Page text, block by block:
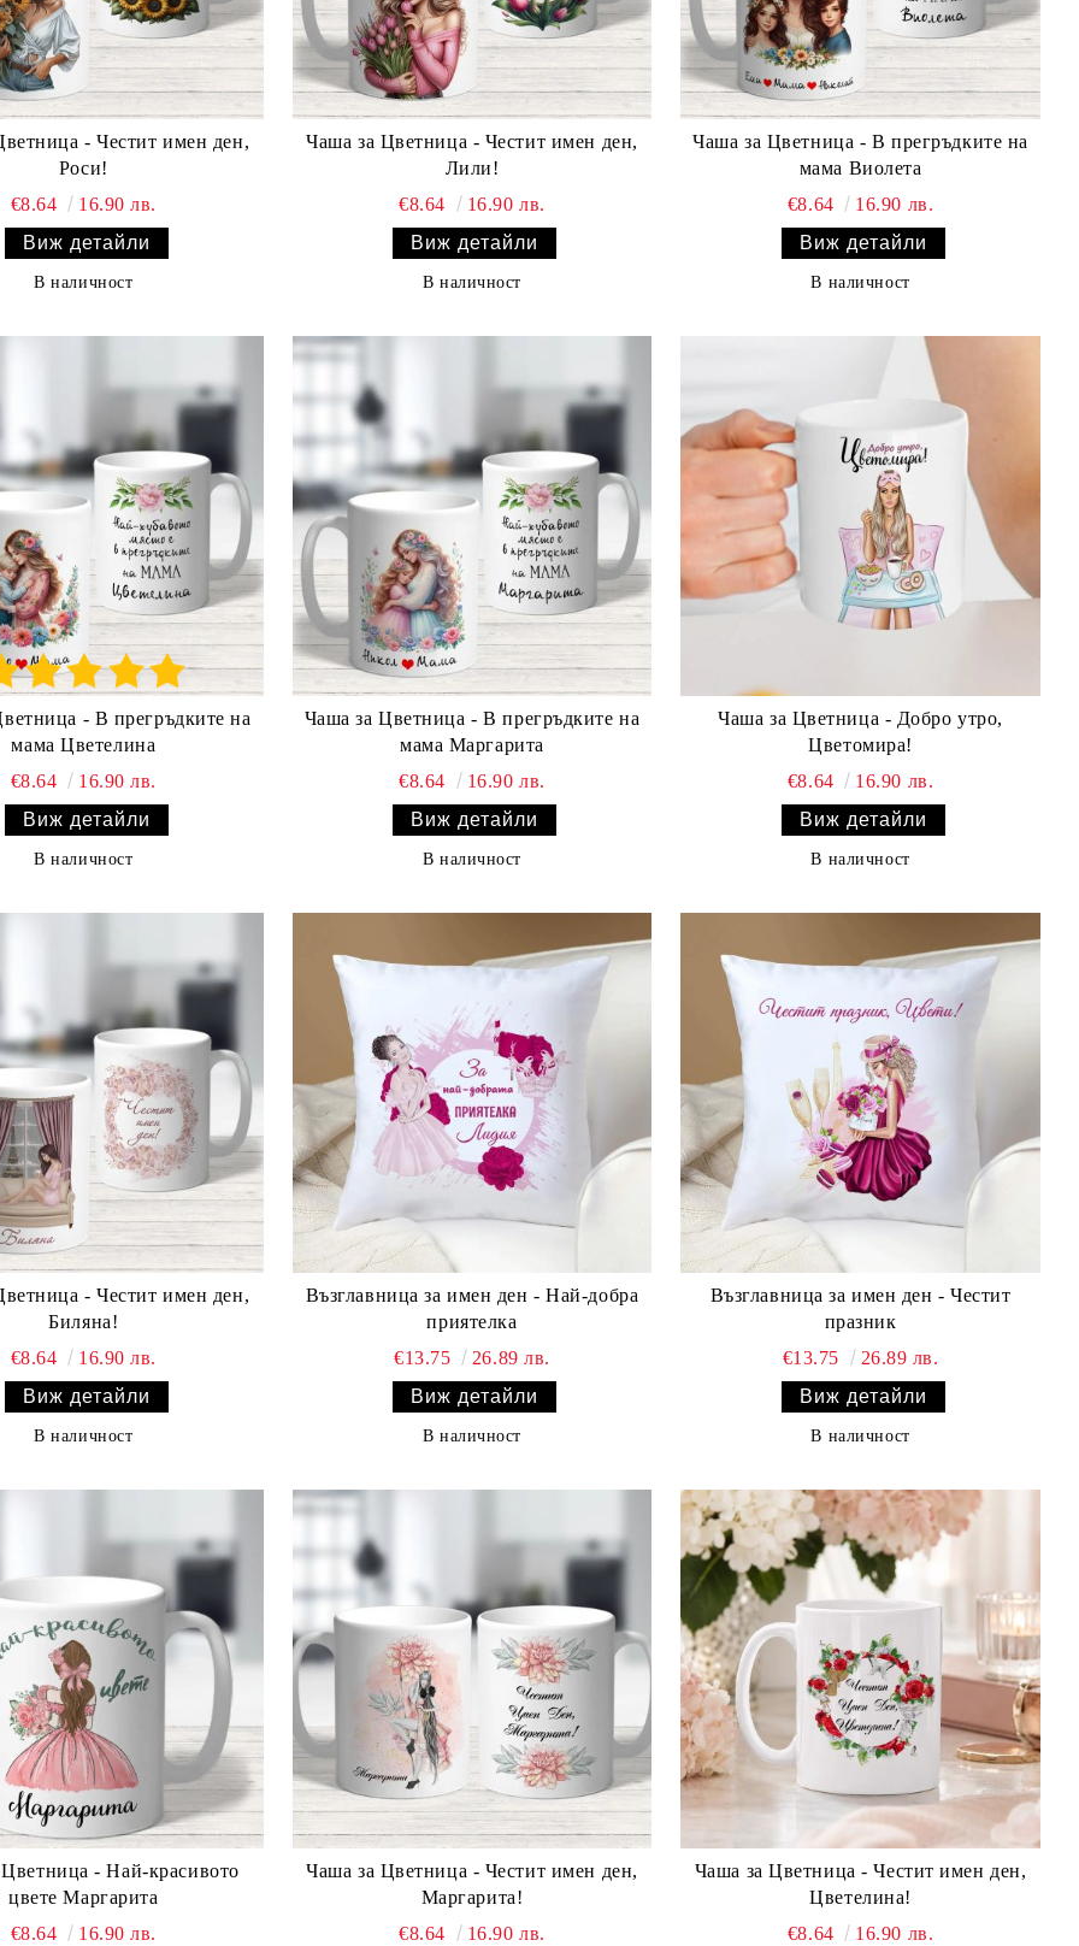
- Честит имен ден,
Роси!
€8.64
16.90 лв.
Виж детайли
В наличност
Чаша за Цветница - Честит имен ден,
Лили!
€8.64
16.90 лв.
Виж детайли
В наличност
Чаша за Цветница - В прегръдките на
мама Виолета
€8.64
16.90 лв.
Виж детайли
В наличност
- В прегръдките на
мама Цветелина
€8.64
16.90 лв.
Виж детайли
В наличност
Чаша за Цветница - В прегръдките на
мама Маргарита
€8.64
16.90 лв.
Виж детайли
В наличност
Чаша за Цветница - Добро утро,
Цветомира!
€8.64
16.90 лв.
Виж детайли
В наличност
- Честит имен ден,
Биляна!
€8.64
16.90 лв.
Виж детайли
В наличност
Възглавница за имен ден - Най-добра
приятелка
€13.75
26.89 лв.
Виж детайли
В наличност
Възглавница за имен ден - Честит
празник
€13.75
26.89 лв.
Виж детайли
В наличност
- Най-красивото
цвете Маргарита
€8.64
16.90 лв.
Чаша за Цветница - Честит имен ден,
Маргарита!
€8.64
16.90 лв.
Чаша за Цветница - Честит имен ден,
Цветелина!
€8.64
16.90 лв.